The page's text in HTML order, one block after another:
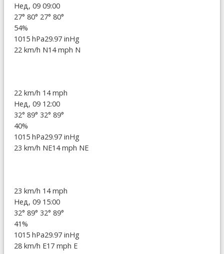
Нед, 09 09:00
27° 80° 27° 80°
54%
1015 hPa29.97 inHg
22 km/h N14 mph N
22 km/h 14 mph
Нед, 09 12:00
32° 89° 32° 89°
40%
1015 hPa29.97 inHg
23 km/h NE14 mph NE
23 km/h 14 mph
Нед, 09 15:00
32° 89° 32° 89°
41%
1015 hPa29.97 inHg
28 km/h E17 mph E